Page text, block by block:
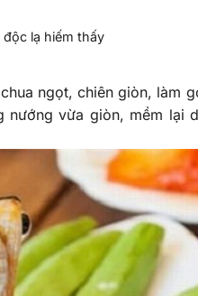
độc lạ hiếm thấy
ngọt, chiên giòn, làm
nướng vừa giòn, mềm lại